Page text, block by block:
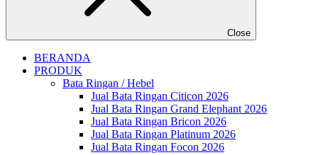
Close
BERANDA
PRODUK
Bata Ringan / Hebel
Jual Bata Ringan Citicon 2026
Jual Bata Ringan Grand Elephant 2026
Jual Bata Ringan Bricon 2026
Jual Bata Ringan Platinum 2026
Jual Bata Ringan Focon 2026